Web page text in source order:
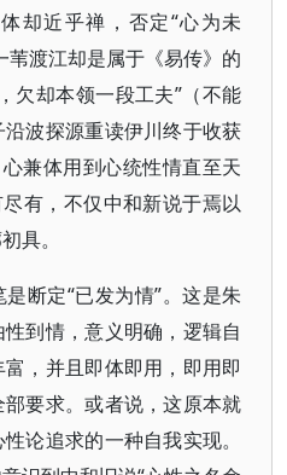
却近乎禅，否定“心为未
苇渡江却是属于《易传》的
欠却本领一段工夫”（不能
波探源重读伊川终于收获
兼体用到心统性情直至天
有，不仅中和新说于焉以
具。
断定“已发为情”。这是朱
到情，意义明确，逻辑自
，并且即体即用，即用即
要求。或者说，这原本就
论追求的一种自我实现。